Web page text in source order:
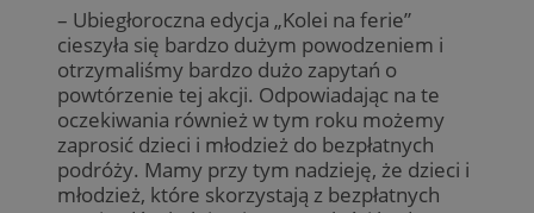
– Ubiegłoroczna edycja „Kolei na ferie”
cieszyła się bardzo dużym powodzeniem i
otrzymaliśmy bardzo dużo zapytań o
powtórzenie tej akcji. Odpowiadając na te
oczekiwania również w tym roku możemy
zaprosić dzieci i młodzież do bezpłatnych
podróży. Mamy przy tym nadzieję, że dzieci i
młodzież, które skorzystają z bezpłatnych